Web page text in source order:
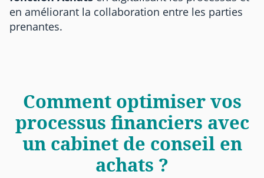
en améliorant la collaboration entre les parties
prenantes.
Comment optimiser vos
processus financiers avec
un cabinet de conseil en
achats ?